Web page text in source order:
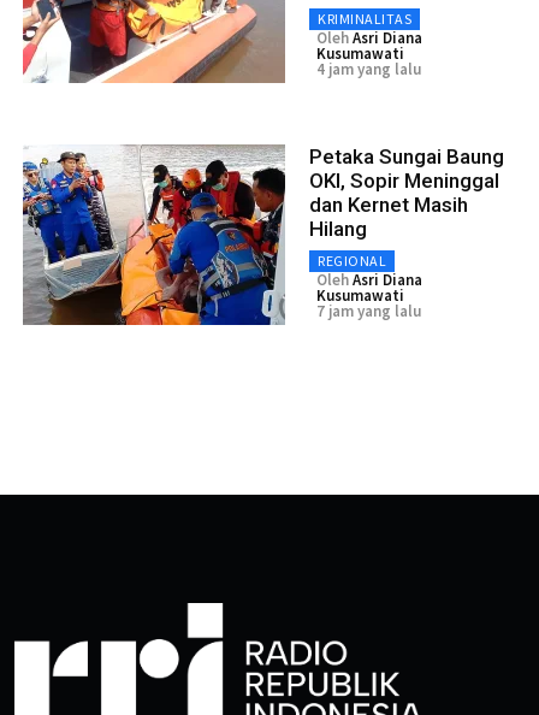
KRIMINALITAS
OlehAsri Diana
Kusumawati
4 jam yang lalu
Petaka Sungai Baung
OKI, Sopir Meninggal
dan Kernet Masih
Hilang
REGIONAL
OlehAsri Diana
Kusumawati
7 jam yang lalu